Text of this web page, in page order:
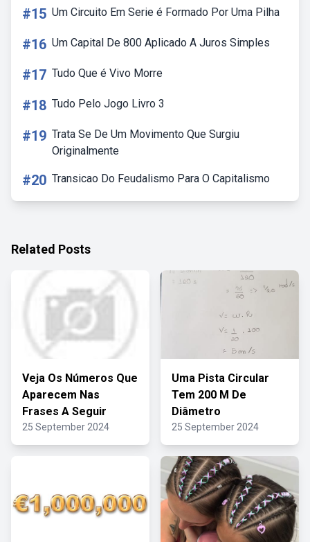
#15 Um Circuito Em Serie é Formado Por Uma Pilha
#16 Um Capital De 800 Aplicado A Juros Simples
#17 Tudo Que é Vivo Morre
#18 Tudo Pelo Jogo Livro 3
#19 Trata Se De Um Movimento Que Surgiu
Originalmente
#20 Transicao Do Feudalismo Para O Capitalismo
Related Posts
Veja Os Números Que
Aparecem Nas
Frases A Seguir
25 September 2024
Uma Pista Circular
Tem 200 M De
Diâmetro
25 September 2024